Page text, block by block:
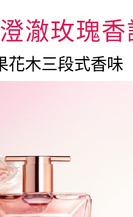
澈玫瑰香
花木三段式香味